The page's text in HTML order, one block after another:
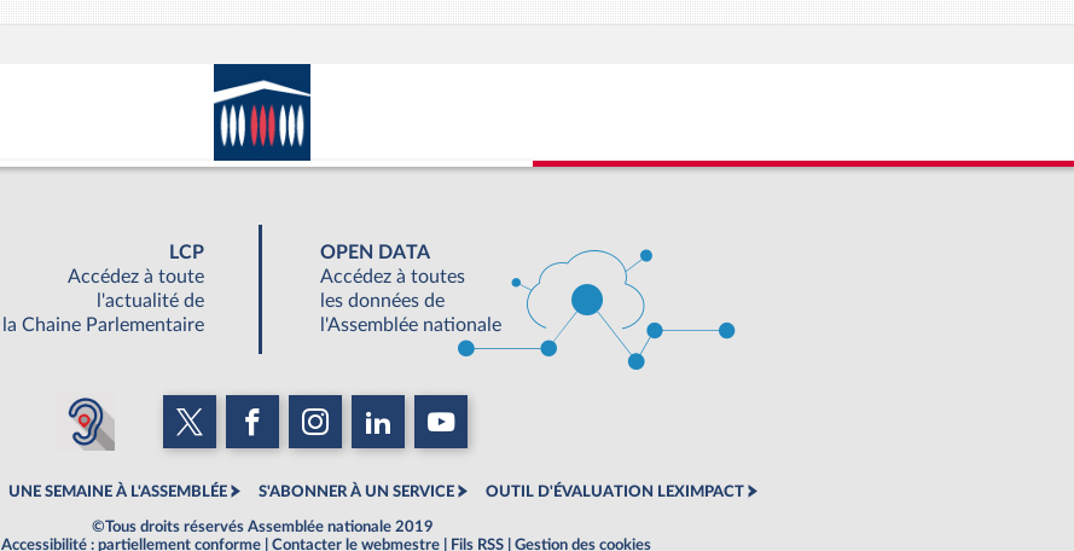
LCP
Accédez à toute
l'actualité de
la Chaine Parlementaire
OPEN DATA
Accédez à toutes
les données de
l'Assemblée nationale
UNE SEMAINE À L'ASSEMBLÉE S'ABONNER À UN SERVICE OUTIL D'ÉVALUATION LEXIMPACT
©Tous droits réservés Assemblée nationale 2019
Accessibilité : partiellement conforme Contacter le webmestre Fils RSS Gestion des cookies